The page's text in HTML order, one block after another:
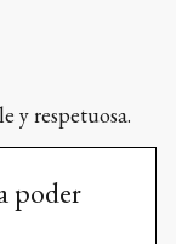
y respetuosa.
poder